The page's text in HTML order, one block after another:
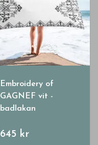
Embroidery of
GAGNEF vit -
badlakan
645 kr